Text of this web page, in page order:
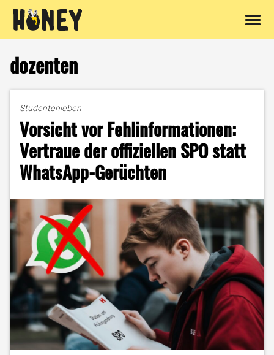
Inhalt
springen
dozenten
Studentenleben
Vorsicht vor Fehlinformationen:
Vertraue der offiziellen SPO statt
WhatsApp-Gerüchten